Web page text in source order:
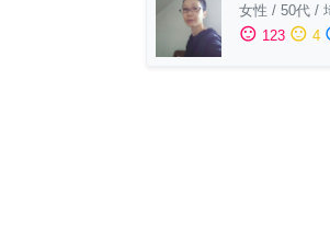
女性 / 50代 /
sentiment_satisfied 123 sentiment_neutral 4